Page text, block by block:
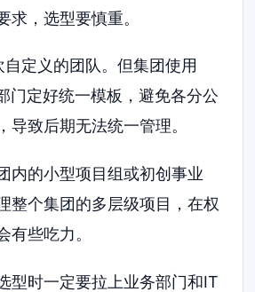
求，选型要慎重。
定义的团队。但集团使用
门定好统一模板，避免各分公
导致后期无法统一管理。
内的小型项目组或初创事业
整个集团的多层级项目，在权
有些吃力。
型时一定要拉上业务部门和IT